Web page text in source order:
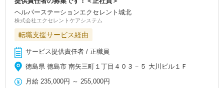
ヘルパーステーションエクセレント城北
株式会社エクセレントケアシステム
転職支援サービス経由
サービス提供責任者 / 正職員
徳島県 徳島市 南矢三町１丁目４０３－５ 大川ビル１Ｆ
月給 235,000円 ～ 255,000円